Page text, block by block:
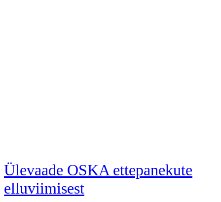
Ülevaade OSKA ettepanekute
elluviimisest